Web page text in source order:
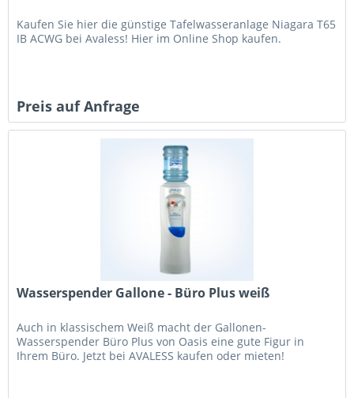
Kaufen Sie hier die günstige Tafelwasseranlage Niagara T65
IB ACWG bei Avaless! Hier im Online Shop kaufen.
Preis auf Anfrage
Wasserspender Gallone - Büro Plus weiß
Auch in klassischem Weiß macht der Gallonen-
Wasserspender Büro Plus von Oasis eine gute Figur in
Ihrem Büro. Jetzt bei AVALESS kaufen oder mieten!